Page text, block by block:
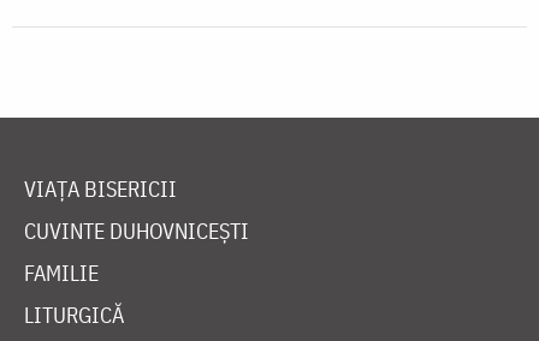
VIAȚA BISERICII
CUVINTE DUHOVNICEȘTI
FAMILIE
LITURGICĂ